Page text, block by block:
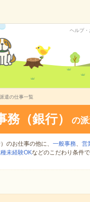
ヘルプ・
遣の仕事一覧
務（銀行） の
のお仕事の他に、 一般事務、 営
未経験OKなどのこだわり条件